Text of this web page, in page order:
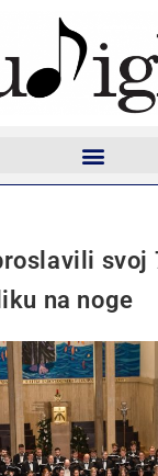
svoj
na noge